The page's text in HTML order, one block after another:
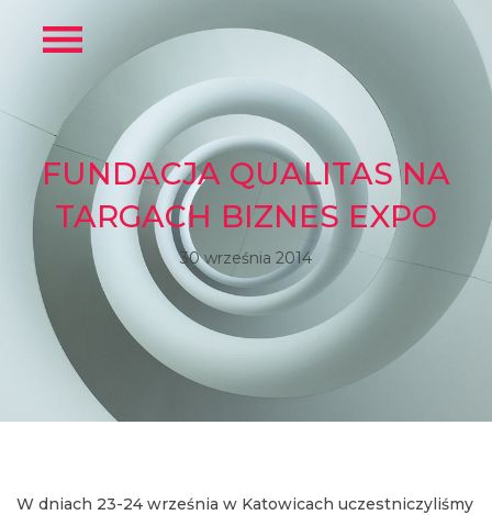
FUNDACJA QUALITAS NA
TARGACH BIZNES EXPO
30 września 2014
W dniach 23-24 września w Katowicach uczestniczyliśmy